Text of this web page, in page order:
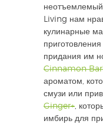
неотъемлемый
Living нам
кулинарные
придания им
Cinnamon
ароматом,
смузи или
Ginger+,
имбирь для